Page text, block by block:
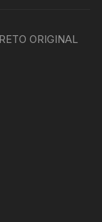
ORIGINAL